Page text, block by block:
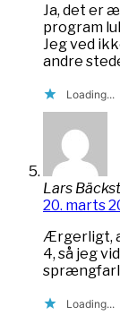
Ja, det er
program
Jeg ved
andre
Loading...
Lars
20. marts
Ærgerligt,
4, så jeg
Loading...